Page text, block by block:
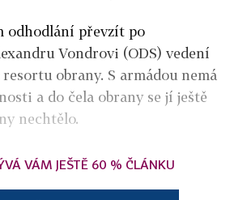
odhodlání převzít po
Vondrovi (ODS) vedení
obrany. S armádou nemá
a do čela obrany se jí ještě
nechtělo.
VÁM JEŠTĚ 60 % ČLÁNKU